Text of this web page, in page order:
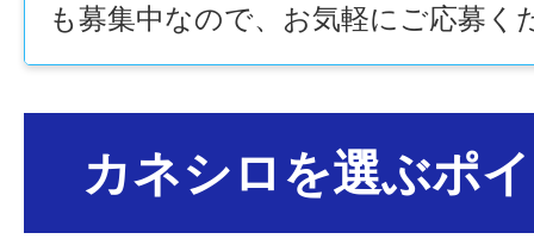
も募集中なので、お気軽にご応募く
カネシロを選ぶポ